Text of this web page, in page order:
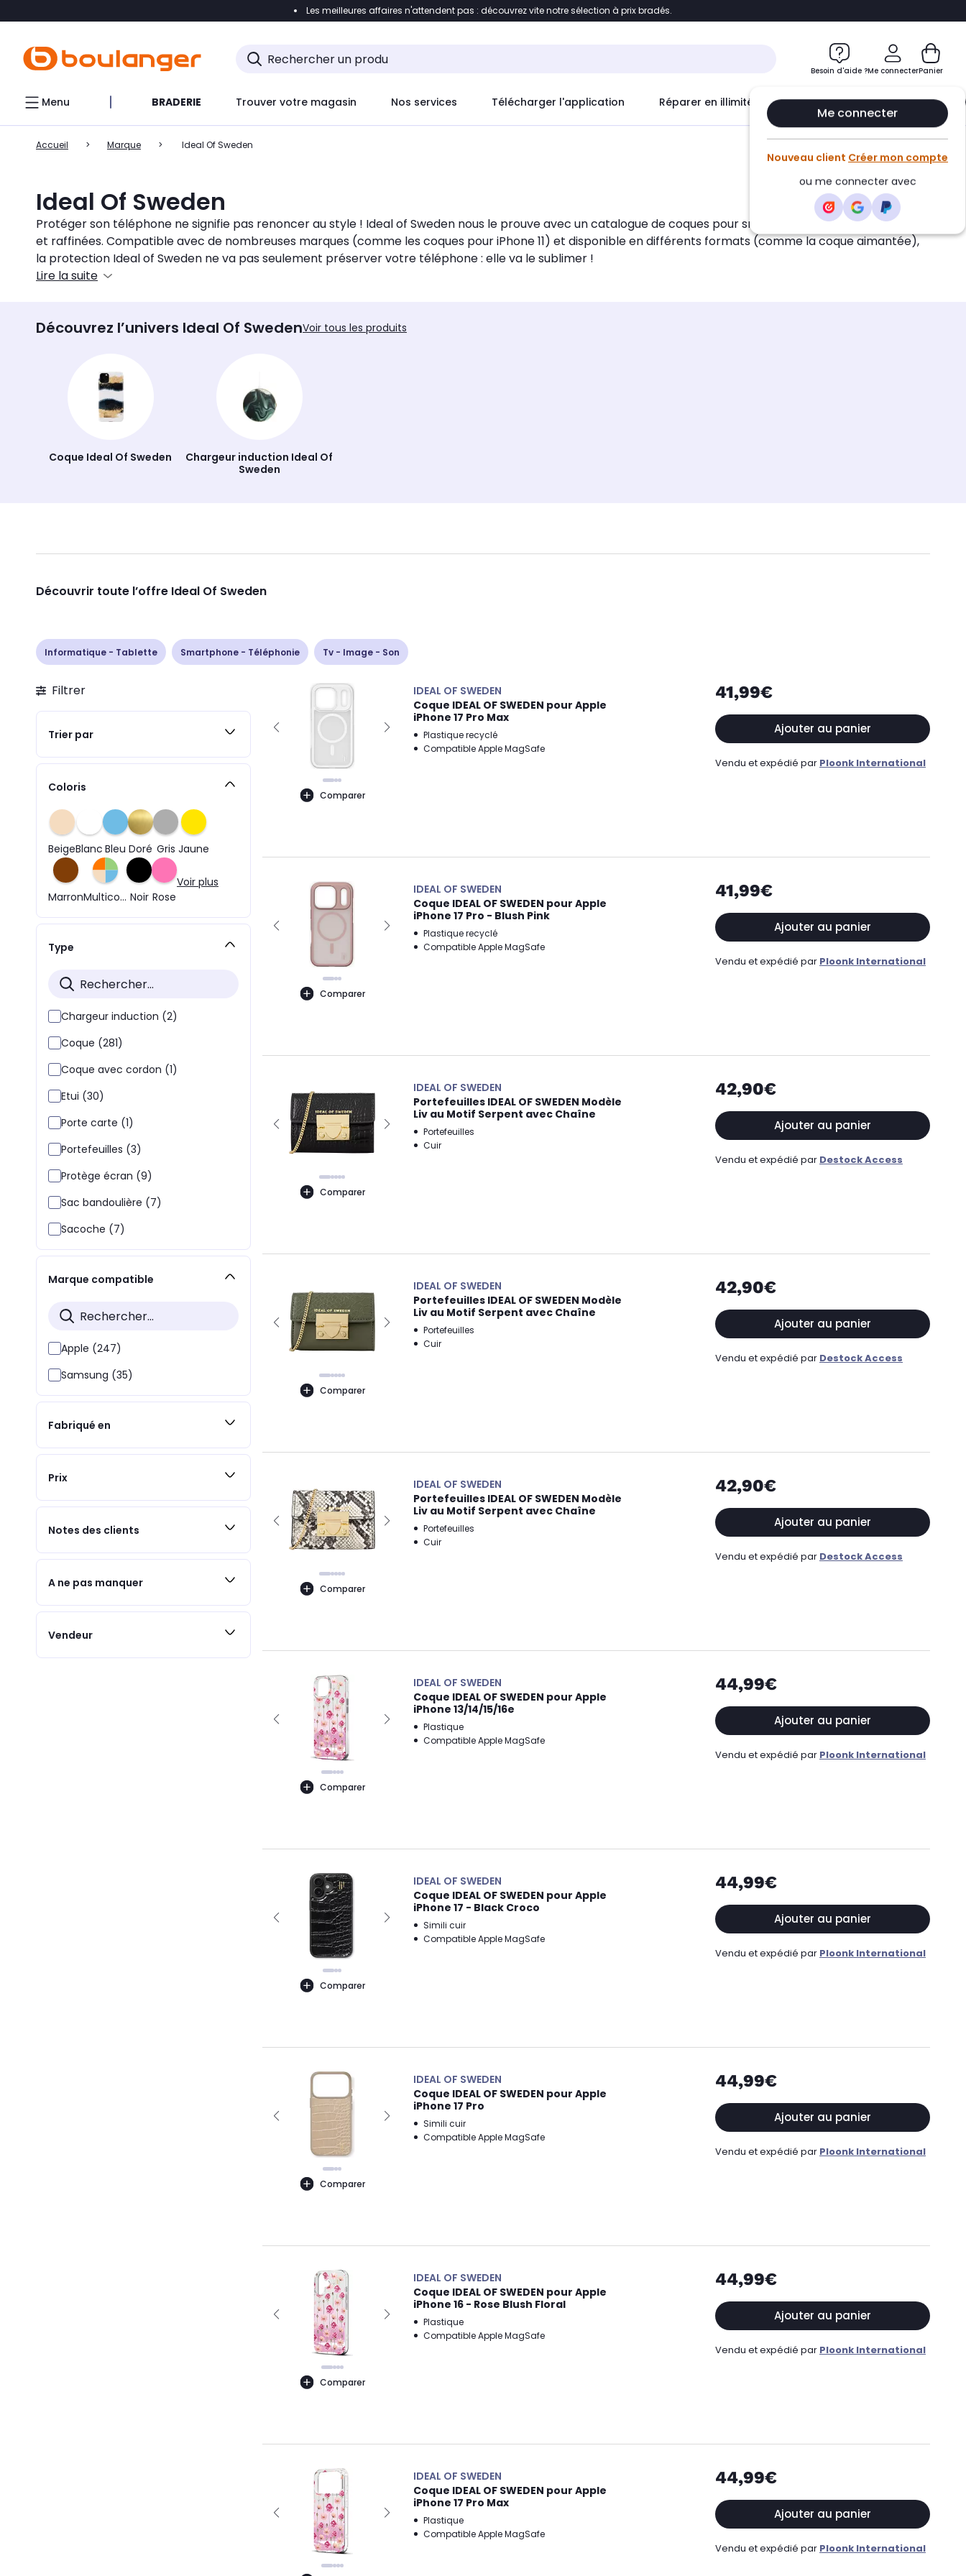
Accéder directement au contenu Accéder directement au pied de page Accéder directement au chatbot
Les meilleures affaires n'attendent pas : découvrez vite notre sélection à prix bradés.
Besoin d'aide ?Me connecter
Me connecter
Nouveau client Créer mon compte
ou me connecter avec
Panier
Menu BRADERIE Trouver votre magasin Nos services Télécharger l'application Réparer en illimité avec Le Club Infinity
Accueil Marque Ideal Of Sweden
Ideal Of Sweden
Protéger son téléphone ne signifie pas renoncer au style ! Ideal of Sweden nous le prouve avec un catalogue de coques pour smartphones stylées, élégantes
et raffinées. Compatible avec de nombreuses marques (comme les coques pour iPhone 11) et disponible en différents formats (comme la coque aimantée),
la protection Ideal of Sweden ne va pas seulement préserver votre téléphone : elle va le sublimer !
Lire la suite
Découvrez l’univers Ideal Of SwedenVoir tous les produits
Coque Ideal Of Sweden
Chargeur induction Ideal Of
Sweden
Découvrir toute l’offre Ideal Of Sweden
Informatique - Tablette Smartphone - Téléphonie Tv - Image - Son
Filtrer
Trier par
Coloris
BeigeBlanc Bleu Doré Gris Jaune
Marron Multicolore Noir Rose
Voir plus
Type
Chargeur induction (2)
Coque (281)
Coque avec cordon (1)
Etui (30)
Porte carte (1)
Portefeuilles (3)
Protège écran (9)
Sac bandoulière (7)
Sacoche (7)
Marque compatible
Apple (247)
Samsung (35)
Fabriqué en
Prix
Notes des clients
A ne pas manquer
Vendeur
Comparer
IDEAL OF SWEDEN
Coque IDEAL OF SWEDEN pour Apple
iPhone 17 Pro Max
Plastique recyclé
Compatible Apple MagSafe
41,99€
Ajouter au panier
Vendu et expédié par Ploonk International
Comparer
IDEAL OF SWEDEN
Coque IDEAL OF SWEDEN pour Apple
iPhone 17 Pro - Blush Pink
Plastique recyclé
Compatible Apple MagSafe
41,99€
Ajouter au panier
Vendu et expédié par Ploonk International
Comparer
IDEAL OF SWEDEN
Portefeuilles IDEAL OF SWEDEN Modèle
Liv au Motif Serpent avec Chaîne
Portefeuilles
Cuir
42,90€
Ajouter au panier
Vendu et expédié par Destock Access
Comparer
IDEAL OF SWEDEN
Portefeuilles IDEAL OF SWEDEN Modèle
Liv au Motif Serpent avec Chaîne
Portefeuilles
Cuir
42,90€
Ajouter au panier
Vendu et expédié par Destock Access
Comparer
IDEAL OF SWEDEN
Portefeuilles IDEAL OF SWEDEN Modèle
Liv au Motif Serpent avec Chaîne
Portefeuilles
Cuir
42,90€
Ajouter au panier
Vendu et expédié par Destock Access
Comparer
IDEAL OF SWEDEN
Coque IDEAL OF SWEDEN pour Apple
iPhone 13/14/15/16e
Plastique
Compatible Apple MagSafe
44,99€
Ajouter au panier
Vendu et expédié par Ploonk International
Comparer
IDEAL OF SWEDEN
Coque IDEAL OF SWEDEN pour Apple
iPhone 17 - Black Croco
Simili cuir
Compatible Apple MagSafe
44,99€
Ajouter au panier
Vendu et expédié par Ploonk International
Comparer
IDEAL OF SWEDEN
Coque IDEAL OF SWEDEN pour Apple
iPhone 17 Pro
Simili cuir
Compatible Apple MagSafe
44,99€
Ajouter au panier
Vendu et expédié par Ploonk International
Comparer
IDEAL OF SWEDEN
Coque IDEAL OF SWEDEN pour Apple
iPhone 16 - Rose Blush Floral
Plastique
Compatible Apple MagSafe
44,99€
Ajouter au panier
Vendu et expédié par Ploonk International
IDEAL OF SWEDEN
Coque IDEAL OF SWEDEN pour Apple
iPhone 17 Pro Max
Plastique
Compatible Apple MagSafe
44,99€
Ajouter au panier
Vendu et expédié par Ploonk International